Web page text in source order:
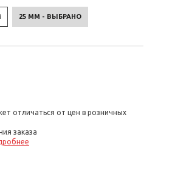
25 ММ - ВЫБРАНО
отличаться от цен в розничных
заказа